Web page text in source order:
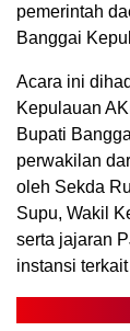
pemerintah
Banggai
Acara ini
Kepulauan
Bupati
perwakilan
oleh Sekda
Supu, Wakil
serta jajaran
instansi